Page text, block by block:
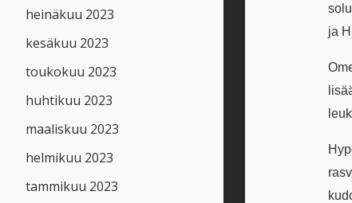
ja H
heinäkuu 2023
kesäkuu 2023
toukokuu 2023
huhtikuu 2023
maaliskuu 2023
helmikuu 2023
tammikuu 2023